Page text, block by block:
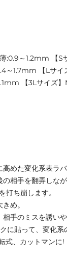
:0.9～1.2mm 【S
～1.7mm 【Lサイ
【3Lサイズ
めた変化系表ラ
相手を翻弄しな
打ち崩します。
め。
手のミスを誘いや
に貼って、変化系
式、カットマンに!